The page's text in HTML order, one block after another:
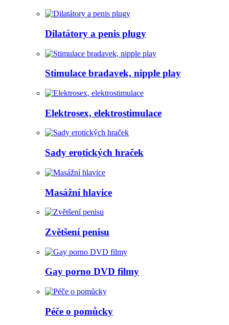
Dilatátory a penis plugy
Stimulace bradavek, nipple play
Elektrosex, elektrostimulace
Sady erotických hraček
Masážní hlavice
Zvětšení penisu
Gay porno DVD filmy
Péče o pomůcky